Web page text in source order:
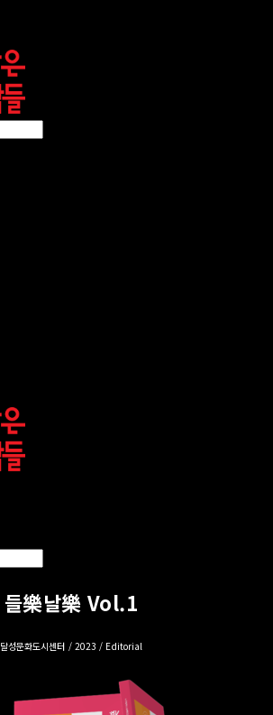
들樂날樂 Vol.1
달성문화도시센터 / 2023 / Editorial